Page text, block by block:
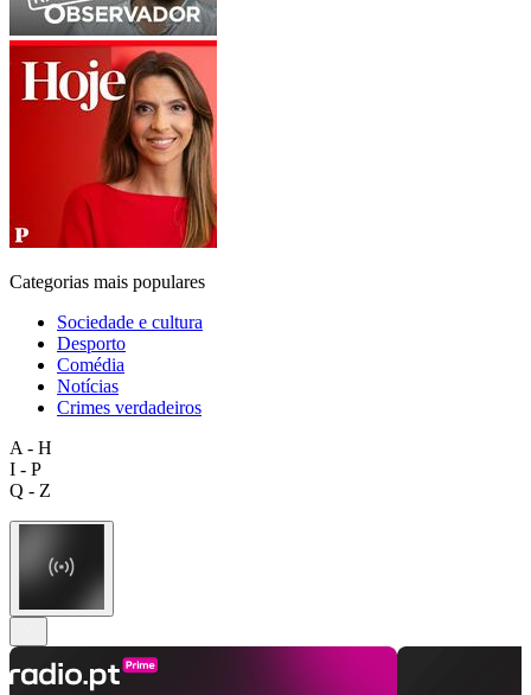
Categorias mais populares
Sociedade e cultura
Desporto
Comédia
Notícias
Crimes verdadeiros
A - H
I - P
Q - Z